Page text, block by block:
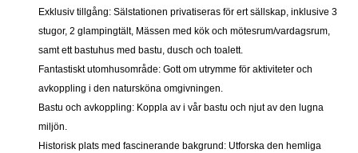
Exklusiv tillgång: Sälstationen privatiseras för ert sällskap, inklusive 3
stugor, 2 glampingtält, Mässen med kök och mötesrum/vardagsrum,
samt ett bastuhus med bastu, dusch och toalett.
Fantastiskt utomhusområde: Gott om utrymme för aktiviteter och
avkoppling i den natursköna omgivningen.
Bastu och avkoppling: Koppla av i vår bastu och njut av den lugna
miljön.
Historisk plats med fascinerande bakgrund: Utforska den hemliga